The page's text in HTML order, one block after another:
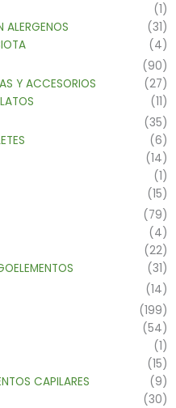
(1)
(31)
(4)
(90)
Y ACCESORIOS
(27)
(11)
(35)
(6)
(14)
(1)
(15)
(79)
(4)
(22)
(31)
(14)
(199)
(54)
(1)
(15)
CAPILARES
(9)
(30)